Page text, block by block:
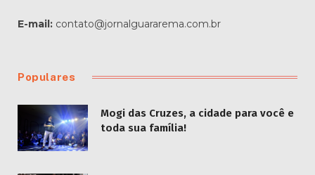
E-mail: contato@jornalguararema.com.br
Populares
Mogi das Cruzes, a cidade para você e
toda sua família!